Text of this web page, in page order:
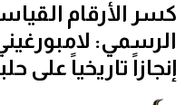
كسر الأرقام
إنجازاً تاريخياً على